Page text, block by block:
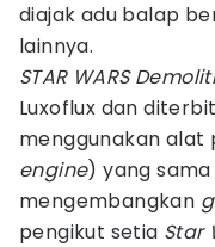
diajak adu balap
lainnya.
STAR WARS
Luxoflux dan
menggunakan alat
engine) yang
mengembangkan
pengikut setia Star